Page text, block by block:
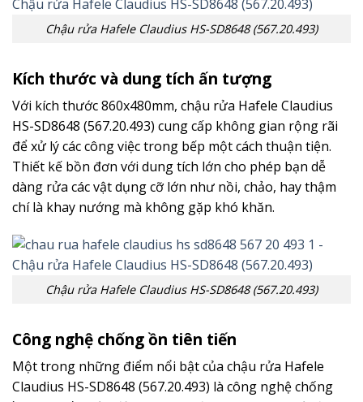
Chậu rửa Hafele Claudius HS-SD8648 (567.20.493)
Kích thước và dung tích ấn tượng
Với kích thước 860x480mm, chậu rửa Hafele Claudius
HS-SD8648 (567.20.493) cung cấp không gian rộng rãi
để xử lý các công việc trong bếp một cách thuận tiện.
Thiết kế bồn đơn với dung tích lớn cho phép bạn dễ
dàng rửa các vật dụng cỡ lớn như nồi, chảo, hay thậm
chí là khay nướng mà không gặp khó khăn.
Chậu rửa Hafele Claudius HS-SD8648 (567.20.493)
Công nghệ chống ồn tiên tiến
Một trong những điểm nổi bật của chậu rửa Hafele
Claudius HS-SD8648 (567.20.493) là công nghệ chống